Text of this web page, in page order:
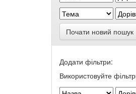
Почати новий пошук
Додати фільтри:
Використовуйте